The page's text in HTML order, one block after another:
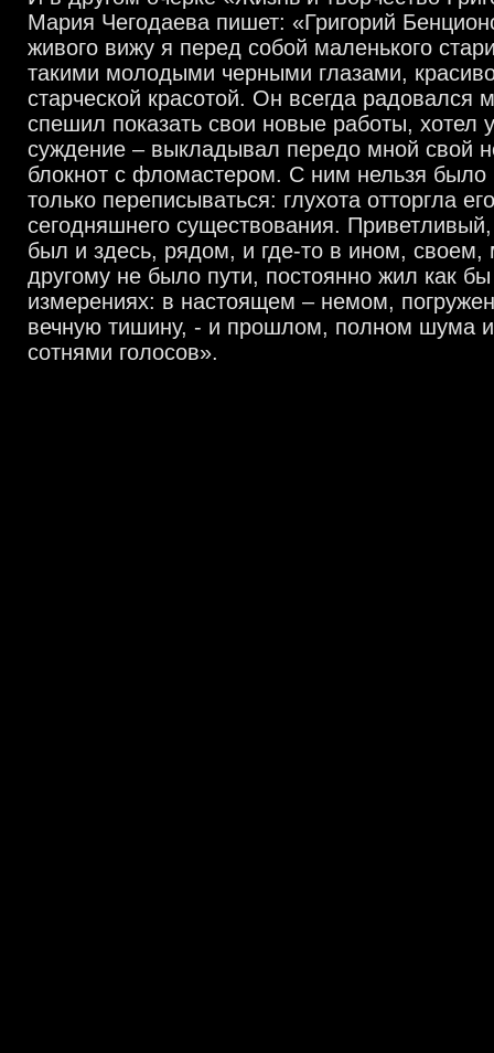
Мария Чегодаева пишет: «Григорий
живого вижу я перед собой маленького
такими молодыми черными глазами,
старческой красотой. Он всегда радовался
спешил показать свои новые работы, хотел
суждение – выкладывал передо мной свой
блокнот с фломастером. С ним нельзя было
только переписываться: глухота отторгла
сегодняшнего существования.
был и здесь, рядом, и где-то в ином, своем,
другому не было пути, постоянно жил как
измерениях: в настоящем – немом,
вечную тишину, - и прошлом, полном шума
сотнями голосов».